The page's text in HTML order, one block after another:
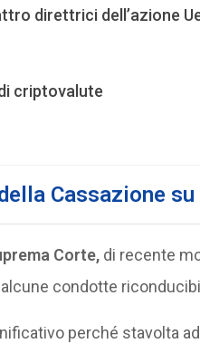
direttrici dell’azione
criptovalute
Cassazione
Corte,di recente
condotte
perché stavolta